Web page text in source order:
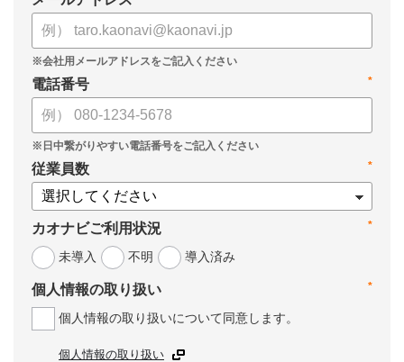
*
電話番号
*
従業員数
*
カオナビご利用状況
未導入
不明 導入済み
*
個人情報の取り扱い
個人情報の取り扱いについて同意します。
個人情報の取り扱い